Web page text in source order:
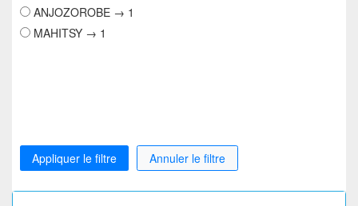
ANJOZOROBE → 1
MAHITSY → 1
Appliquer le filtre Annuler le filtre